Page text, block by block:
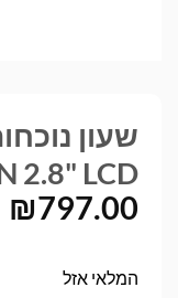
2.8" LCD
₪797.00
המלאי אזל